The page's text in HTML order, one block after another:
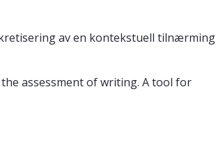
av en kontekstuell tilnærming
assessment of writing. A tool for